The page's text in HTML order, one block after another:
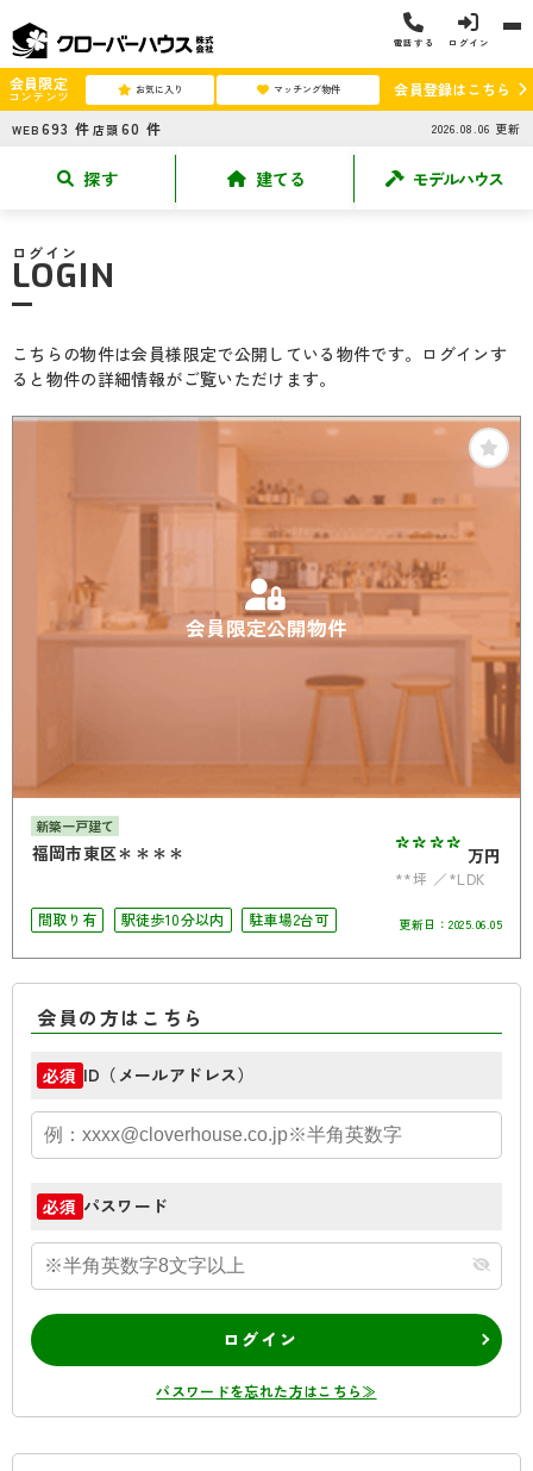
電話する ログイン
会員限定
コンテンツ お気に入り マッチング物件 会員登録はこちら
WEB 693 件 店頭 60 件 2026.08.06 更新
探す 建てる モデルハウス
ログイン
LOGIN
こちらの物件は会員様限定で公開している物件です。ログインす
ると物件の詳細情報がご覧いただけます。
会員限定公開物件
新築一戸建て
福岡市東区＊＊＊＊ **** 万円
**坪
*LDK
間取り有
駅徒歩10分以内 駐車場2台可 更新日： 2025.06.05
会員の方はこちら
必須 ID（メールアドレス）
必須 パスワード
ログイン
パスワードを忘れた方はこちら≫